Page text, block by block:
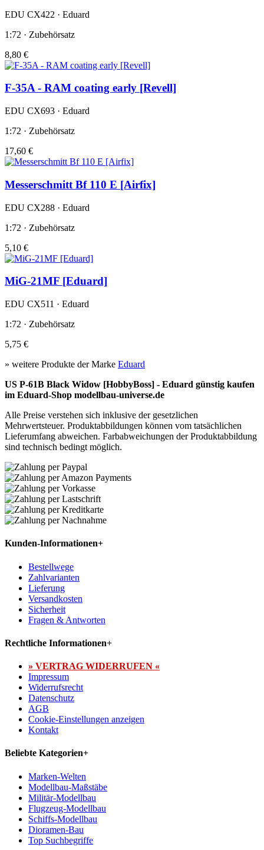
EDU CX422 · Eduard
1:72 · Zubehörsatz
8,80 €
F-35A - RAM coating early [Revell]
EDU CX693 · Eduard
1:72 · Zubehörsatz
17,60 €
Messerschmitt Bf 110 E [Airfix]
EDU CX288 · Eduard
1:72 · Zubehörsatz
5,10 €
MiG-21MF [Eduard]
EDU CX511 · Eduard
1:72 · Zubehörsatz
5,75 €
» weitere Produkte der Marke Eduard
US P-61B Black Widow [HobbyBoss] - Eduard günstig kaufen
im Eduard-Shop modellbau-universe.de
Alle Preise verstehen sich inklusive der gesetzlichen
Mehrwertsteuer. Produktabbildungen können vom tatsächlichen
Lieferumfang abweichen. Farbabweichungen der Produktabbildung
sind technisch bedingt möglich.
Kunden-Informationen+
Bestellwege
Zahlvarianten
Lieferung
Versandkosten
Sicherheit
Fragen & Antworten
Rechtliche Informationen+
» VERTRAG WIDERRUFEN «
Impressum
Widerrufsrecht
Datenschutz
AGB
Cookie-Einstellungen anzeigen
Kontakt
Beliebte Kategorien+
Marken-Welten
Modellbau-Maßstäbe
Militär-Modellbau
Flugzeug-Modellbau
Schiffs-Modellbau
Dioramen-Bau
Top Suchbegriffe